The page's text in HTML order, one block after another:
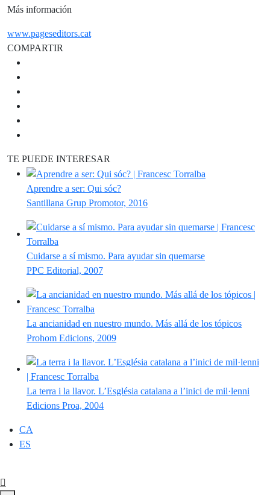
Más información
www.pageseditors.cat
COMPARTIR
TE PUEDE INTERESAR
Aprendre a ser: Qui sóc?
Santillana Grup Promotor, 2016
Cuidarse a sí mismo. Para ayudar sin quemarse
PPC Editorial, 2007
La ancianidad en nuestro mundo. Más allá de los tópicos
Prohom Edicions, 2009
La terra i la llavor. L’Església catalana a l’inici de mil·lenni
Edicions Proa, 2004
CA
ES